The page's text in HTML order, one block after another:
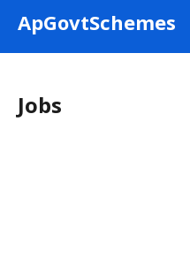
ApGovtSchemes
Jobs